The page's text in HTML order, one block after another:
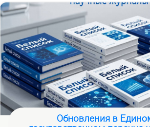
пер­вых дней вой­ны», ко­то­рая
ским и ге­ро­и­че­ским стра­ни­цам
немец­ко-фа­шист­ски­ми
пе­ри­од вой­ны.
Обновления в